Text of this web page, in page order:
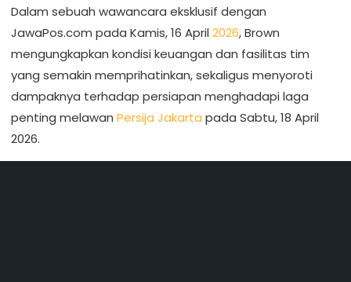
Dalam sebuah wawancara eksklusif dengan
JawaPos.com pada Kamis, 16 April 2026, Brown
mengungkapkan kondisi keuangan dan fasilitas tim
yang semakin memprihatinkan, sekaligus menyoroti
dampaknya terhadap persiapan menghadapi laga
penting melawan Persija Jakarta pada Sabtu, 18 April
2026.